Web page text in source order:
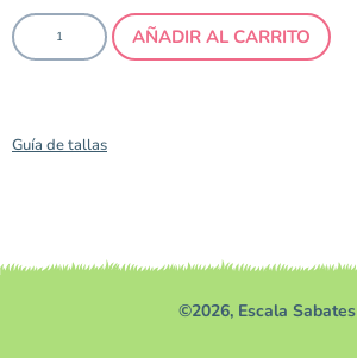
AÑADIR AL CARRITO
Guía de tallas
©2026, Escala Sabates